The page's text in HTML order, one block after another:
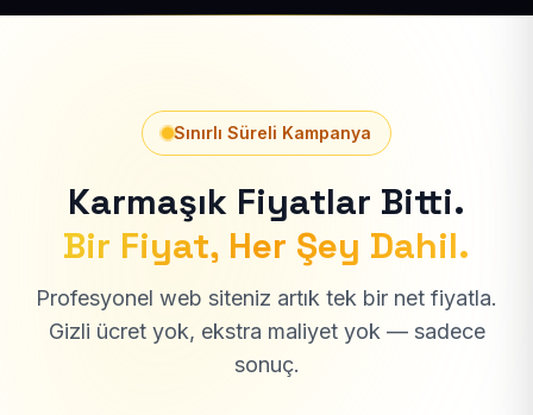
Sınırlı Süreli Kampanya
Karmaşık Fiyatlar Bitti.
Bir Fiyat, Her Şey Dahil.
Profesyonel web siteniz artık tek bir net fiyatla.
Gizli ücret yok, ekstra maliyet yok — sadece
sonuç.